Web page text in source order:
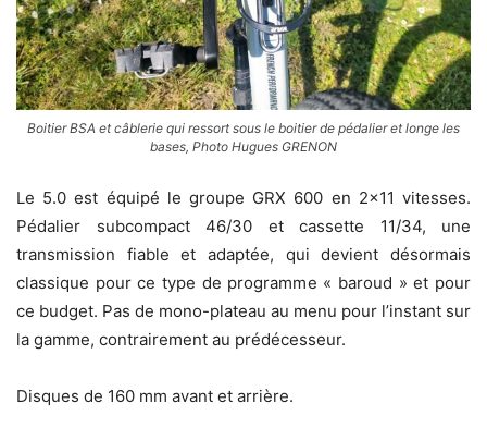
Boitier BSA et câblerie qui ressort sous le boitier de pédalier et longe les
bases, Photo Hugues GRENON
Le 5.0 est équipé le groupe GRX 600 en 2×11 vitesses.
Pédalier subcompact 46/30 et cassette 11/34, une
transmission fiable et adaptée, qui devient désormais
classique pour ce type de programme « baroud » et pour
ce budget. Pas de mono-plateau au menu pour l’instant sur
la gamme, contrairement au prédécesseur.
Disques de 160 mm avant et arrière.